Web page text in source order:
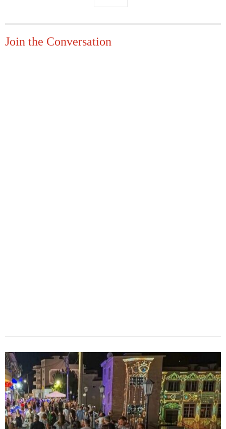
Join the Conversation